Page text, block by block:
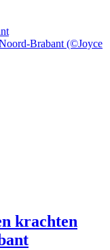
Brabant (©Joyce
krachten